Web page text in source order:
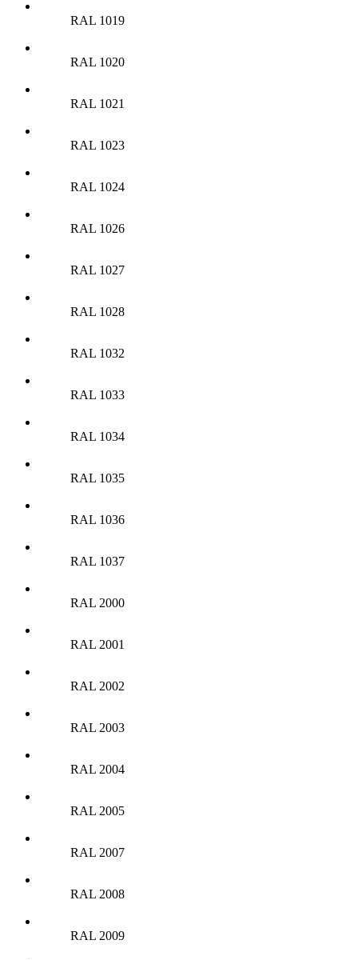
RAL 1019
RAL 1020
RAL 1021
RAL 1023
RAL 1024
RAL 1026
RAL 1027
RAL 1028
RAL 1032
RAL 1033
RAL 1034
RAL 1035
RAL 1036
RAL 1037
RAL 2000
RAL 2001
RAL 2002
RAL 2003
RAL 2004
RAL 2005
RAL 2007
RAL 2008
RAL 2009